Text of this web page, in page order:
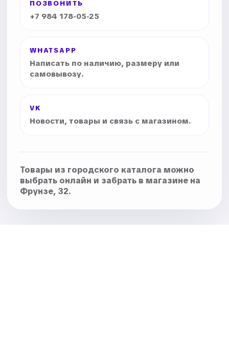
ПОЗВОНИТЬ
+7 984 178-05-25
WHATSAPP
Написать по наличию, размеру или
самовывозу.
VK
Новости, товары и связь с магазином.
Товары из городского каталога можно
выбрать онлайн и забрать в магазине на
Фрунзе, 32.